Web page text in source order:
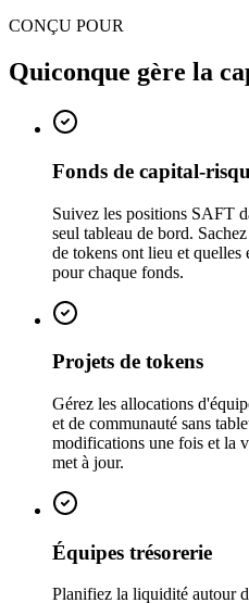
CONÇU POUR
Quiconque gère la
Fonds de capital-
Suivez les positions SAFT
seul tableau de bord.
de tokens ont lieu et quelles
pour chaque fonds.
Projets de tokens
Gérez les allocations
et de communauté sans
modifications une fois et la
met à jour.
Équipes trésorerie
Planifiez la liquidité autour